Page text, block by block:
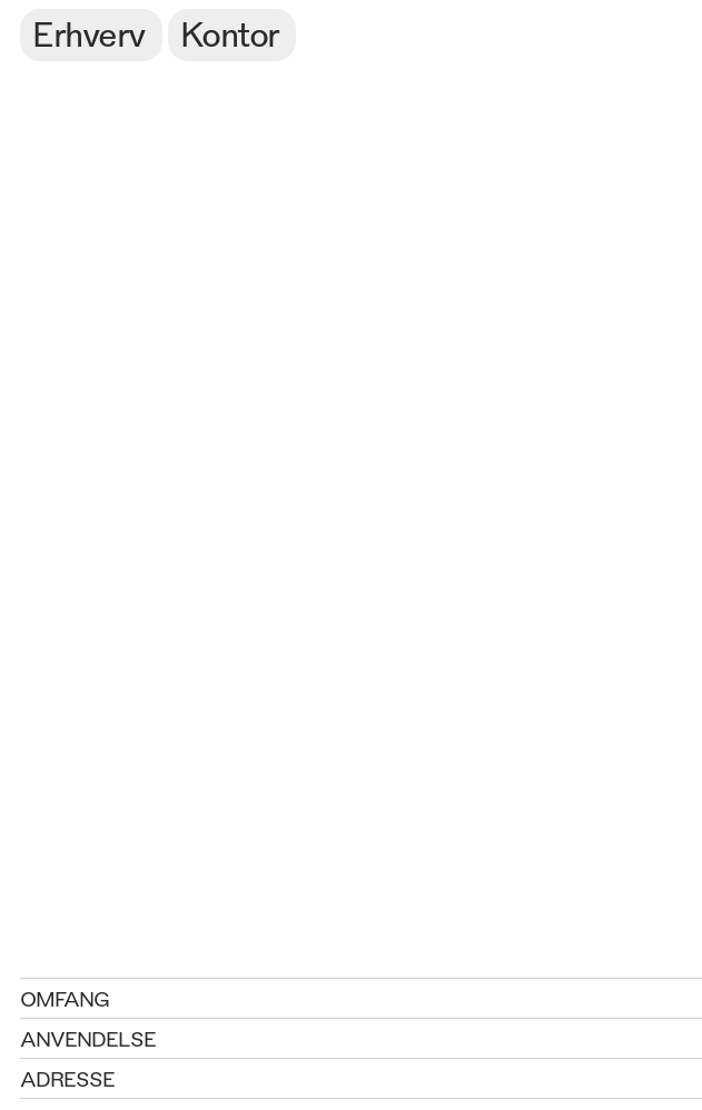
Erhverv Kontor
OMFANG
ANVENDELSE
ADRESSE